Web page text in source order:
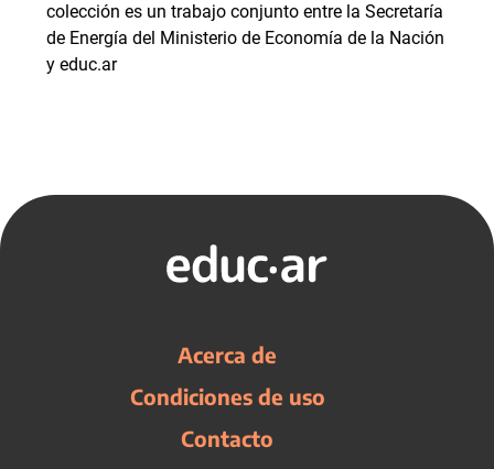
colección es un trabajo conjunto entre la Secretaría
de Energía del Ministerio de Economía de la Nación
y educ.ar
Acerca de
Condiciones de uso
Contacto